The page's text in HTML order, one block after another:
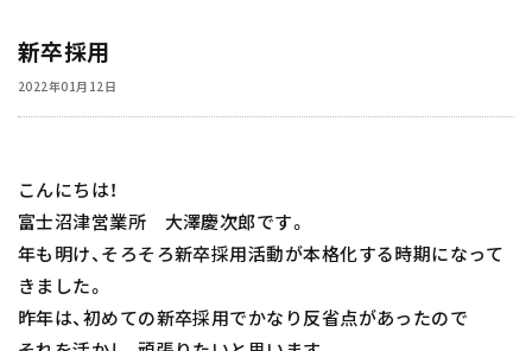
新卒採用
2022年01月12日
こんにちは！
富士沼津営業所 大澤慶次郎です。
年も明け、そろそろ新卒採用活動が本格化する時期になって
きました。
昨年は、初めての新卒採用でかなり反省点があったので